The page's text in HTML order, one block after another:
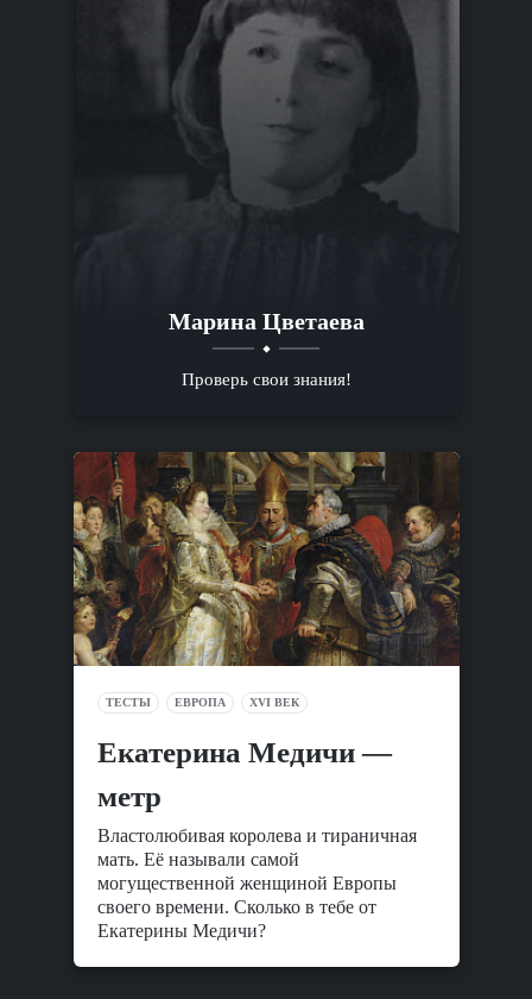
Марина Цветаева
Проверь свои знания!
ТЕСТЫ ЕВРОПА XVI ВЕК
Екатерина Медичи —
метр
Властолюбивая королева и тираничная
мать. Её называли самой
могущественной женщиной Европы
своего времени. Сколько в тебе от
Екатерины Медичи?